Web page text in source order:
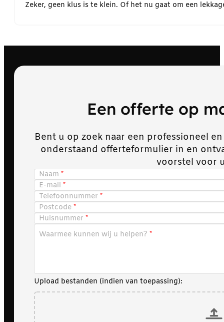
Zeker, geen klus is te klein. Of het nu gaat om een
Een offerte op
Bent u op zoek naar een professioneel
onderstaand offerteformulier in en
voorstel voor
Naam
E-mail
Telefoonnummer
Postcode
Huisnummer
Waarmee kunnen wij u helpen?
Upload bestanden (indien van toepassing):